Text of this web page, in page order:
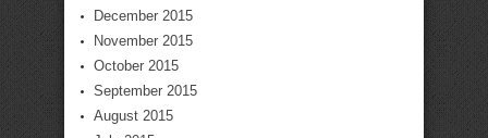
December 2015
November 2015
October 2015
September 2015
August 2015